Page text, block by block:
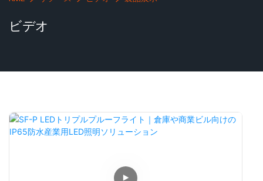
ビデオ